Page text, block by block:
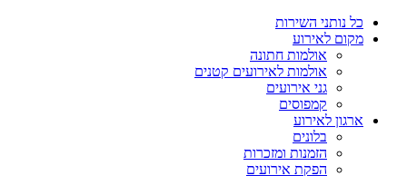
כל נותני השירות
מקום לאירוע
אולמות חתונה
אולמות לאירועים קטנים
גני אירועים
קמפוסים
ארגון לאירוע
בלונים
הזמנות ומזכרות
הפקת אירועים